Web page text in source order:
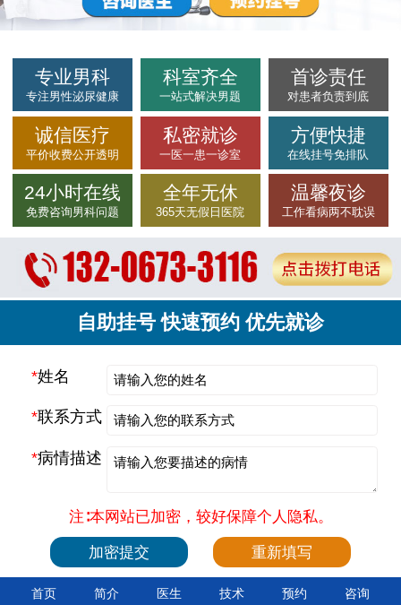
专业男科
专注男性泌尿健康
科室齐全
一站式解决男题
首诊责任
对患者负责到底
诚信医疗
平价收费公开透明
私密就诊
一医一患一诊室
方便快捷
在线挂号免排队
24小时在线
免费咨询男科问题
全年无休
365天无假日医院
温馨夜诊
工作看病两不耽误
自助挂号 快速预约 优先就诊
*姓名
*联系方式
*病情描述
注∶本网站已加密，较好保障个人隐私。
首页 简介 医生 技术 预约 咨询